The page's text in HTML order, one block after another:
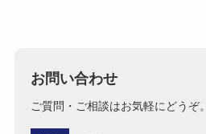
お問い合わせ
ご質問・ご相談はお気軽にどうぞ。